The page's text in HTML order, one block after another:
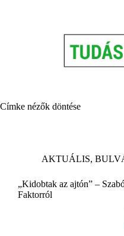
Címke nézők döntése
AKTUÁLIS,
„Kidobtak az ajtón” –
Faktorról